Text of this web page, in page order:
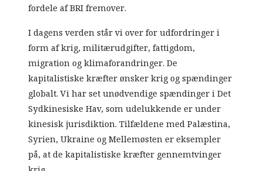
fordele af BRI fremover.
I dagens verden står vi over for udfordringer i
form af krig, militærudgifter, fattigdom,
migration og klimaforandringer. De
kapitalistiske kræfter ønsker krig og spændinger
globalt. Vi har set unødvendige spændinger i Det
Sydkinesiske Hav, som udelukkende er under
kinesisk jurisdiktion. Tilfældene med Palæstina,
Syrien, Ukraine og Mellemøsten er eksempler
på, at de kapitalistiske kræfter gennemtvinger